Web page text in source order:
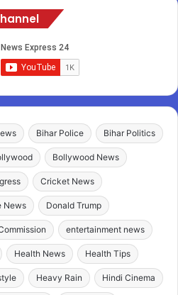
Bihar Police Bihar Politics
Bollywood News
Cricket News
News Donald Trump
entertainment news
Health News Health Tips
Heavy Rain Hindi Cinema